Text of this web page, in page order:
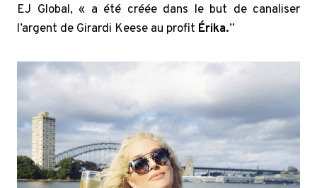
EJ Global, « a été créée dans le but de canaliser
l’argent de Girardi Keese au profit Érika.”